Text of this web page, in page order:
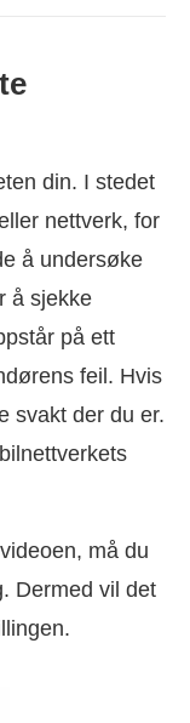
din. I stedet
nettverk, for
å undersøke
å sjekke
på ett
feil. Hvis
svakt der du er.
må du
Dermed vil det